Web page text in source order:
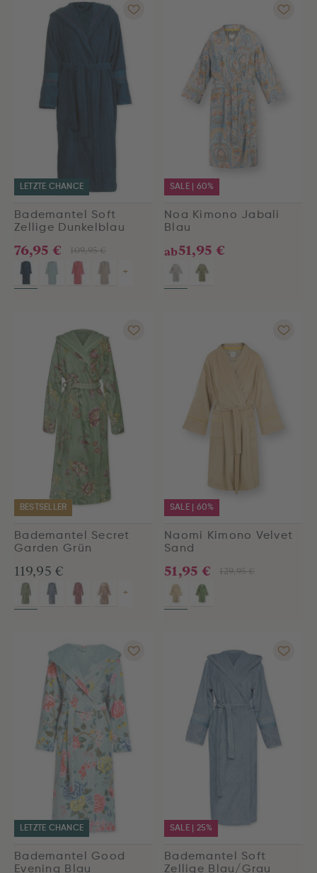
LETZTE CHANCE
Bademantel Soft
Zellige Dunkelblau
109,95 €
76,95 €
+
SALE | 60%
Noa Kimono Jabali
Blau
ab51,95 €
BESTSELLER
Bademantel Secret
Garden Grün
119,95 €
+
SALE | 60%
Naomi Kimono Velvet
Sand
129,95 €
51,95 €
LETZTE CHANCE
Bademantel Good
Evening Blau
SALE | 25%
Bademantel Soft
Zellige Blau/Grau